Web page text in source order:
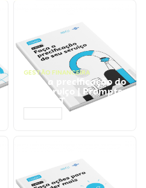
GESTÃO FINANCEIRA
Faça a precificação do
seu serviço | Prompts
ChatGPT